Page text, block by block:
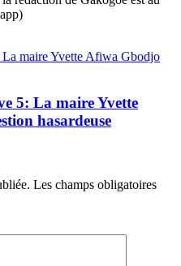
5: La maire Yvette
hasardeuse
Les champs obligatoires